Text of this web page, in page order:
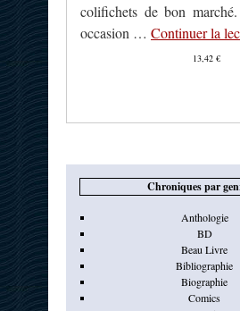
colifichets de bon
occasion … Continuer la
13,42 €
Chroniques par
Anthologie
BD
Beau Livre
Bibliographie
Biographie
Comics